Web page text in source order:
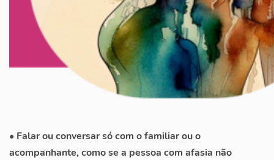
• Falar ou conversar só com o familiar ou o
acompanhante, como se a pessoa com afasia não